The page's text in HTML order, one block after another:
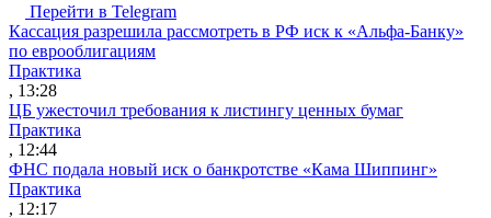
Перейти в Telegram
Кассация разрешила рассмотреть в РФ иск к «Альфа-Банку»
по еврооблигациям
Практика
, 13:28
ЦБ ужесточил требования к листингу ценных бумаг
Практика
, 12:44
ФНС подала новый иск о банкротстве «Кама Шиппинг»
Практика
, 12:17